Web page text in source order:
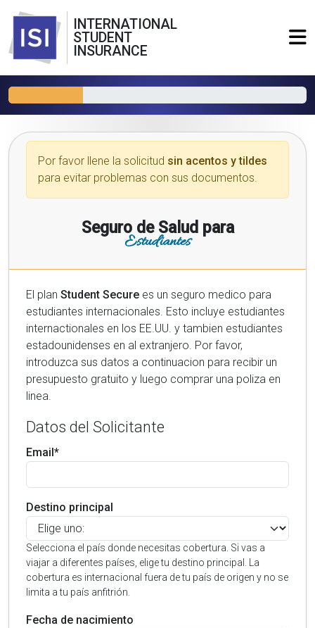
INTERNATIONAL
STUDENT
INSURANCE
Por favor llene la solicitud sin acentos y tildes
para evitar problemas con sus documentos.
Seguro de Salud para
Estudiantes
El plan Student Secure es un seguro medico para
estudiantes internacionales. Esto incluye estudiantes
internactionales en los EE.UU. y tambien estudiantes
estadounidenses en al extranjero. Por favor,
introduzca sus datos a continuacion para recibir un
presupuesto gratuito y luego comprar una poliza en
linea.
Datos del Solicitante
Email*
Destino principal
Selecciona el país donde necesitas cobertura. Si vas a
viajar a diferentes países, elige tu destino principal. La
cobertura es internacional fuera de tu país de origen y no se
limita a tu país anfitrión.
Fecha de nacimiento